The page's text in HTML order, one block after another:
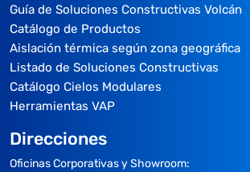
Guía de Soluciones Constructivas Volcán
Catálogo de Productos
Aislación térmica según zona geográfica
Listado de Soluciones Constructivas
Catálogo Cielos Modulares
Herramientas VAP
Direcciones
Oficinas Corporativas y Showroom: